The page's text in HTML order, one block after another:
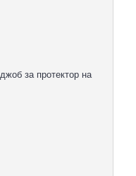
за протектор на